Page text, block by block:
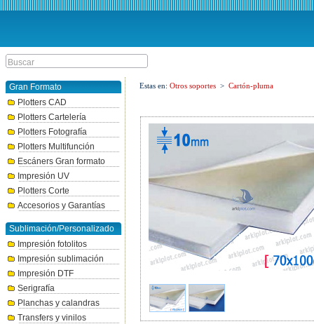
Gran Formato
Plotters CAD
Plotters Cartelería
Plotters Fotografía
Plotters Multifunción
Escáners Gran formato
Impresión UV
Plotters Corte
Accesorios y Garantías
Sublimación/Personalizado
Impresión fotolitos
Impresión sublimación
Impresión DTF
Serigrafía
Planchas y calandras
Transfers y vinilos
Estas en: Otros soportes > Cartón-pluma